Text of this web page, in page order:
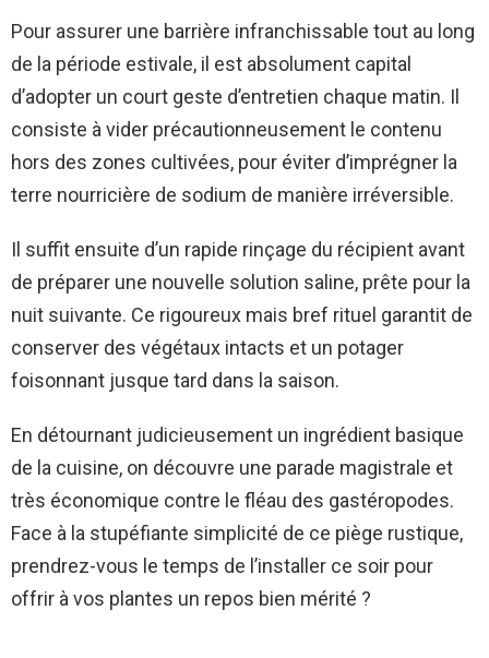
Pour assurer une barrière infranchissable tout au long
de la période estivale, il est absolument capital
d’adopter un court geste d’entretien chaque matin. Il
consiste à vider précautionneusement le contenu
hors des zones cultivées, pour éviter d’imprégner la
terre nourricière de sodium de manière irréversible.
Il suffit ensuite d’un rapide rinçage du récipient avant
de préparer une nouvelle solution saline, prête pour la
nuit suivante. Ce rigoureux mais bref rituel garantit de
conserver des végétaux intacts et un potager
foisonnant jusque tard dans la saison.
En détournant judicieusement un ingrédient basique
de la cuisine, on découvre une parade magistrale et
très économique contre le fléau des gastéropodes.
Face à la stupéfiante simplicité de ce piège rustique,
prendrez-vous le temps de l’installer ce soir pour
offrir à vos plantes un repos bien mérité ?